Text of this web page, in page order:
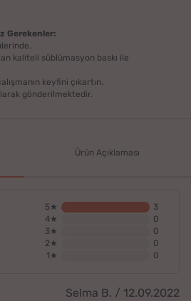
Gerekenler:
kaliteli süblümasyon baskı ile
keyfini çıkartın.
gönderilmektedir.
Ürün Açıklaması
5★
3
4★
0
3★
0
2★
0
1★
0
Selma B. / 12.09.2022